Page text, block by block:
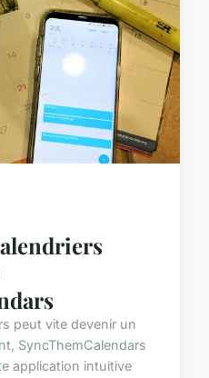
peut vite devenir un
SyncThemCalendars
application intuitive